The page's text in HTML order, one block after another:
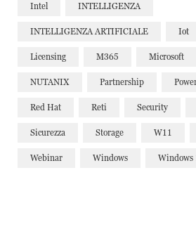
Intel INTELLIGENZA
INTELLIGENZA ARTIFICIALE Iot
Licensing M365 Microsoft
NUTANIX Partnership
Red Hat Reti Security
Sicurezza Storage W11
Webinar Windows Windows